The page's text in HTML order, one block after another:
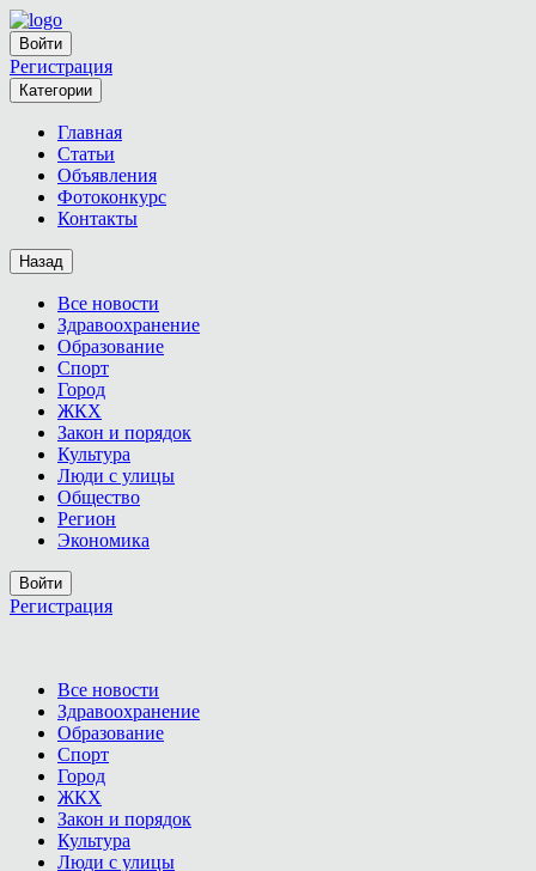
Войти
Регистрация
Категории
Главная
Статьи
Объявления
Фотоконкурс
Контакты
Назад
Все новости
Здравоохранение
Образование
Спорт
Город
ЖКХ
Закон и порядок
Культура
Люди с улицы
Общество
Регион
Экономика
Войти
Регистрация
Все новости
Здравоохранение
Образование
Спорт
Город
ЖКХ
Закон и порядок
Культура
Люди с улицы